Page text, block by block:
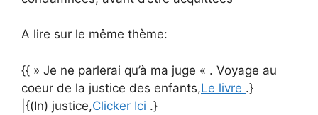
A lire sur le même thème:
{{ » Je ne parlerai qu’à ma juge « . Voyage au
coeur de la justice des enfants,Le livre .}
|{(In) justice,Clicker Ici .}